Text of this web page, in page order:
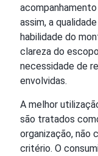
assim, a
habilidade do
clareza do
necessidade de
envolvidas.
A melhor
são tratados
organização,
critério. O